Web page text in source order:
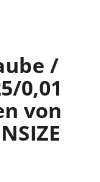
/
0,01
von